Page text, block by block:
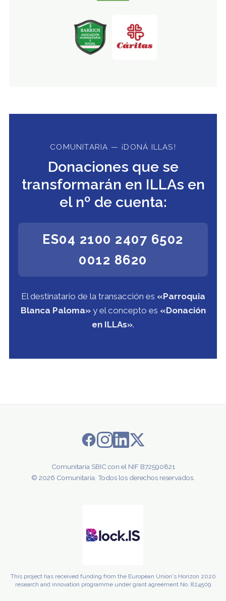
COMUNITARIA — ¡DONÁ ILLAS!
Donaciones que se
transformarán en ILLAs en
el nº de cuenta:
ES04 2100 2407 6502
0012 8620
El destinatario de la transacción es «Parroquia
Blanca Paloma»y el concepto es «Donación
en ILLAs».
Comunitaria SBIC con el NIF B72590821
© 2026 Comunitaria. Todos los derechos reservados.
This project has received funding from the European Union's Horizon 2020
research and innovation programme under grant agreement No. 824509